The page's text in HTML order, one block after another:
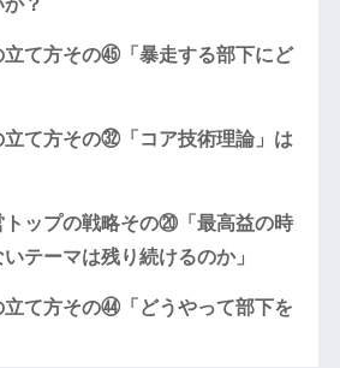
？
て方その㊺「暴走する部下にど
て方その㉜「コア技術理論」は
トップの戦略その⑳「最高益の時
テーマは残り続けるのか」
て方その㊹「どうやって部下を